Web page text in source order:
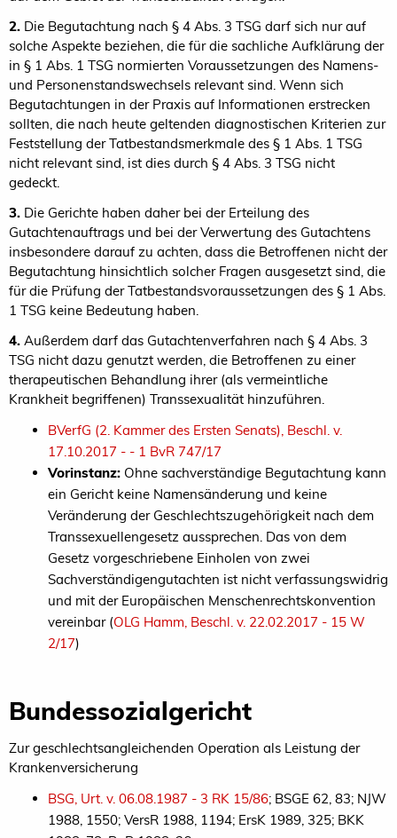
2. Die Begutachtung nach § 4 Abs. 3 TSG darf sich nur auf
solche Aspekte beziehen, die für die sachliche Aufklärung der
in § 1 Abs. 1 TSG normierten Voraussetzungen des Namens-
und Personenstandswechsels relevant sind. Wenn sich
Begutachtungen in der Praxis auf Informationen erstrecken
sollten, die nach heute geltenden diagnostischen Kriterien zur
Feststellung der Tatbestandsmerkmale des § 1 Abs. 1 TSG
nicht relevant sind, ist dies durch § 4 Abs. 3 TSG nicht
gedeckt.
3. Die Gerichte haben daher bei der Erteilung des
Gutachtenauftrags und bei der Verwertung des Gutachtens
insbesondere darauf zu achten, dass die Betroffenen nicht der
Begutachtung hinsichtlich solcher Fragen ausgesetzt sind, die
für die Prüfung der Tatbestandsvoraussetzungen des § 1 Abs.
1 TSG keine Bedeutung haben.
4. Außerdem darf das Gutachtenverfahren nach § 4 Abs. 3
TSG nicht dazu genutzt werden, die Betroffenen zu einer
therapeutischen Behandlung ihrer (als vermeintliche
Krankheit begriffenen) Transsexualität hinzuführen.
BVerfG (2. Kammer des Ersten Senats), Beschl. v.
17.10.2017 - - 1 BvR 747/17
Vorinstanz: Ohne sachverständige Begutachtung kann
ein Gericht keine Namensänderung und keine
Veränderung der Geschlechtszugehörigkeit nach dem
Transsexuellengesetz aussprechen. Das von dem
Gesetz vorgeschriebene Einholen von zwei
Sachverständigengutachten ist nicht verfassungswidrig
und mit der Europäischen Menschenrechtskonvention
vereinbar (OLG Hamm, Beschl. v. 22.02.2017 - 15 W
2/17)
Bundessozialgericht
Zur geschlechtsangleichenden Operation als Leistung der
Krankenversicherung
BSG, Urt. v. 06.08.1987 - 3 RK 15/86; BSGE 62, 83; NJW
1988, 1550; VersR 1988, 1194; ErsK 1989, 325; BKK